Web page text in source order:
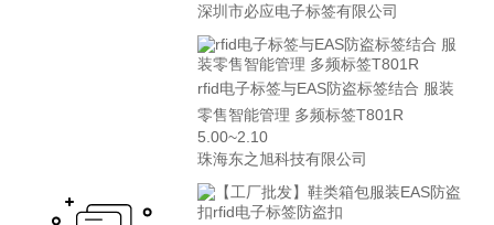
深圳市必应电子标签有限公司
rfid电子标签与EAS防盗标签结合 服装
零售智能管理 多频标签T801R
5.00~2.10
珠海东之旭科技有限公司